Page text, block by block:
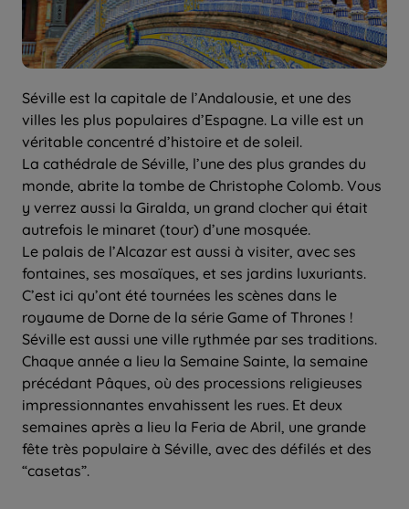
Séville est la capitale de l’Andalousie, et une des
villes les plus populaires d’Espagne. La ville est un
véritable concentré d’histoire et de soleil.
La cathédrale de Séville, l’une des plus grandes du
monde, abrite la tombe de Christophe Colomb. Vous
y verrez aussi la Giralda, un grand clocher qui était
autrefois le minaret (tour) d’une mosquée.
Le palais de l’Alcazar est aussi à visiter, avec ses
fontaines, ses mosaïques, et ses jardins luxuriants.
C’est ici qu’ont été tournées les scènes dans le
royaume de Dorne de la série Game of Thrones !
Séville est aussi une ville rythmée par ses traditions.
Chaque année a lieu la Semaine Sainte, la semaine
précédant Pâques, où des processions religieuses
impressionnantes envahissent les rues. Et deux
semaines après a lieu la Feria de Abril, une grande
fête très populaire à Séville, avec des défilés et des
“casetas”.